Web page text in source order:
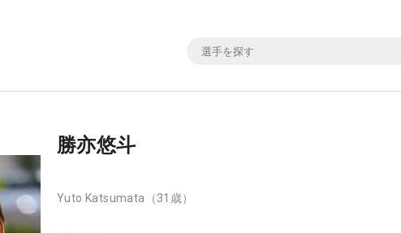
勝亦悠斗
Yuto Katsumata （31歳）